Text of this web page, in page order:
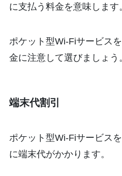
に支払う料金を意味します
ポケット型Wi-Fiサービス
金に注意して選びましょう
端末代割引
ポケット型Wi-Fiサービス
に端末代がかかります。